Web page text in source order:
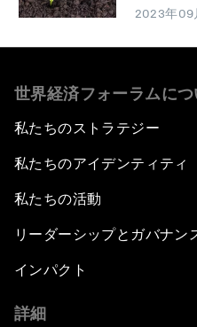
2023年09
世界経済フォーラムにつ
私たちのストラテジー
私たちのアイデンティティ
私たちの活動
リーダーシップとガバナン
インパクト
詳細